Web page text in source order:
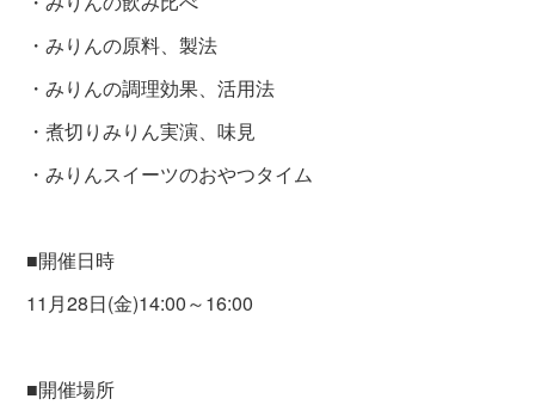
・みりんの原料、製法
・みりんの調理効果、活用法
・煮切りみりん実演、味見
・みりんスイーツのおやつタイム
■開催日時
11月28日(金)14:00～16:00
■開催場所